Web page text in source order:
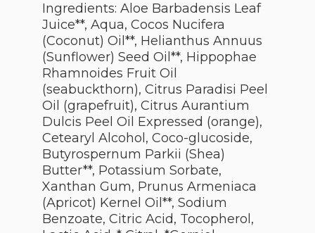
Ingredients: Aloe Barbadensis Leaf
Juice**, Aqua, Cocos Nucifera
(Coconut) Oil**, Helianthus Annuus
(Sunflower) Seed Oil**, Hippophae
Rhamnoides Fruit Oil
(seabuckthorn), Citrus Paradisi Peel
Oil (grapefruit), Citrus Aurantium
Dulcis Peel Oil Expressed (orange),
Cetearyl Alcohol, Coco-glucoside,
Butyrospernum Parkii (Shea)
Butter**, Potassium Sorbate,
Xanthan Gum, Prunus Armeniaca
(Apricot) Kernel Oil**, Sodium
Benzoate, Citric Acid, Tocopherol,